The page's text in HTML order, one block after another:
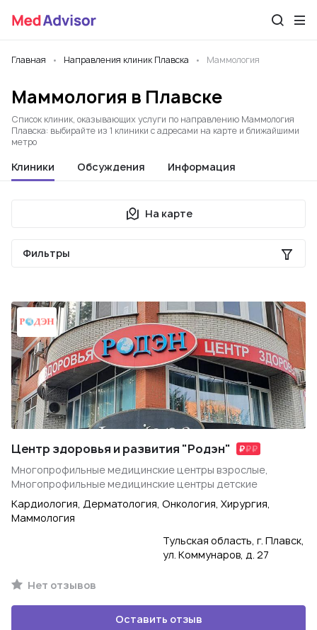
Главная Направления клиник Плавска Маммология
Маммология в Плавске
Список клиник, оказывающих услуги по направлению Маммология
Плавска: выбирайте из 1 клиники с адресами на карте и ближайшими
метро
Клиники Обсуждения Информация
На карте
Фильтры
Центр здоровья и развития "Родэн"
Многопрофильные медицинские центры взрослые,
Многопрофильные медицинские центры детские
Кардиология, Дерматология, Онкология, Хирургия,
Маммология
Тульская область, г. Плавск,
ул. Коммунаров, д. 27
Нет отзывов
Оставить отзыв